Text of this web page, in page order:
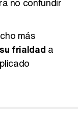
más
su frialdad